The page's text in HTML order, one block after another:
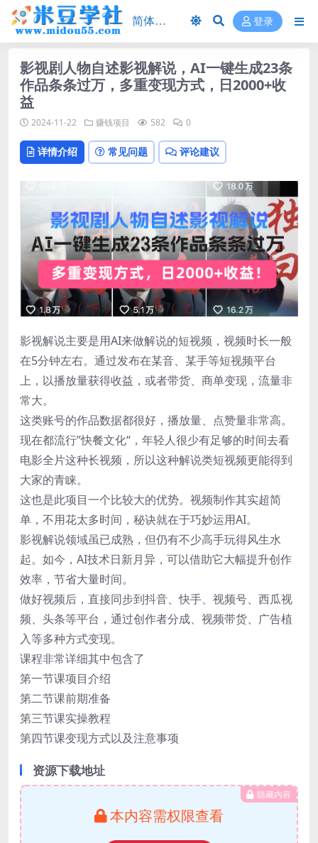
登录
影视剧人物自述影视解说，AI一键生成23条
作品条条过万，多重变现方式，日2000+收
益
2024-11-22 赚钱项目 582 0
详情介绍 常见问题 评论建议
影视解说主要是用AI来做解说的短视频，视频时长一般
在5分钟左右。通过发布在某音、某手等短视频平台
上，以播放量获得收益，或者带货、商单变现，流量非
常大。
这类账号的作品数据都很好，播放量、点赞量非常高。
现在都流行”快餐文化“，年轻人很少有足够的时间去看
电影全片这种长视频，所以这种解说类短视频更能得到
大家的青睐。
这也是此项目一个比较大的优势。视频制作其实超简
单，不用花太多时间，秘诀就在于巧妙运用AI。
影视解说领域虽已成熟，但仍有不少高手玩得风生水
起。如今，AI技术日新月异，可以借助它大幅提升创作
效率，节省大量时间。
做好视频后，直接同步到抖音、快手、视频号、西瓜视
频、头条等平台，通过创作者分成、视频带货、广告植
入等多种方式变现。
课程非常详细其中包含了
第一节课项目介绍
第二节课前期准备
第三节课实操教程
第四节课变现方式以及注意事项
资源下载地址
隐藏内容
本内容需权限查看